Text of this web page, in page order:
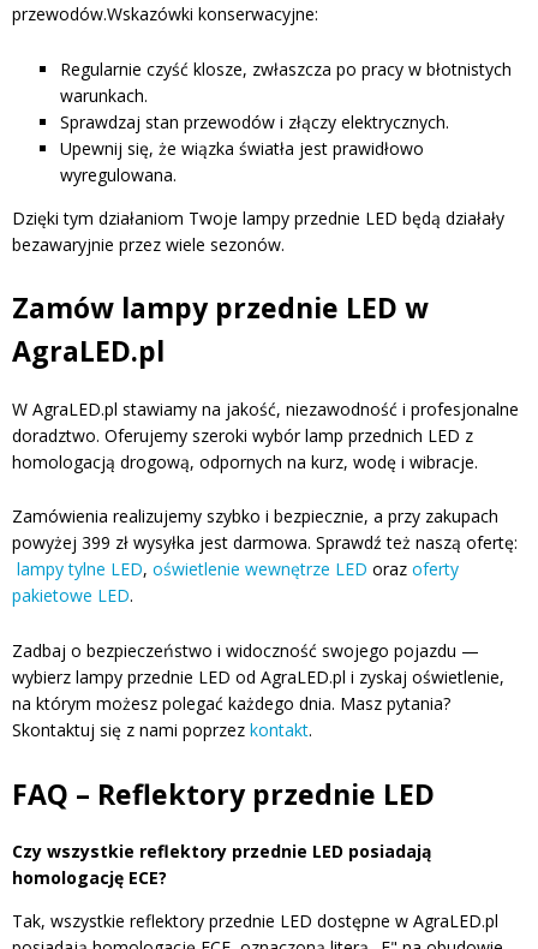
przewodów.Wskazówki konserwacyjne:
Regularnie czyść klosze, zwłaszcza po pracy w błotnistych
warunkach.
Sprawdzaj stan przewodów i złączy elektrycznych.
Upewnij się, że wiązka światła jest prawidłowo
wyregulowana.
Dzięki tym działaniom Twoje lampy przednie LED będą działały
bezawaryjnie przez wiele sezonów.
Zamów lampy przednie LED w
AgraLED.pl
W AgraLED.pl stawiamy na jakość, niezawodność i profesjonalne
doradztwo. Oferujemy szeroki wybór lamp przednich LED z
homologacją drogową, odpornych na kurz, wodę i wibracje.
Zamówienia realizujemy szybko i bezpiecznie, a przy zakupach
powyżej 399 zł wysyłka jest darmowa. Sprawdź też naszą ofertę:
lampy tylne LED, oświetlenie wewnętrze LED oraz oferty
pakietowe LED.
Zadbaj o bezpieczeństwo i widoczność swojego pojazdu —
wybierz lampy przednie LED od AgraLED.pl i zyskaj oświetlenie,
na którym możesz polegać każdego dnia. Masz pytania?
Skontaktuj się z nami poprzez kontakt.
FAQ – Reflektory przednie LED
Czy wszystkie reflektory przednie LED posiadają
homologację ECE?
Tak, wszystkie reflektory przednie LED dostępne w AgraLED.pl